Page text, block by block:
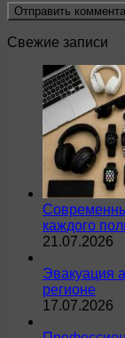
Свежие записи
каждого
21.07.2026
Эвакуация
регионе
17.07.2026